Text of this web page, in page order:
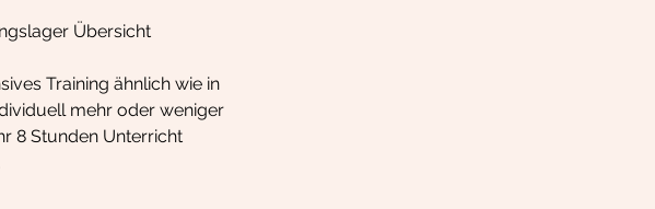
Übersicht
Training ähnlich wie in
mehr oder weniger
8 Stunden Unterricht